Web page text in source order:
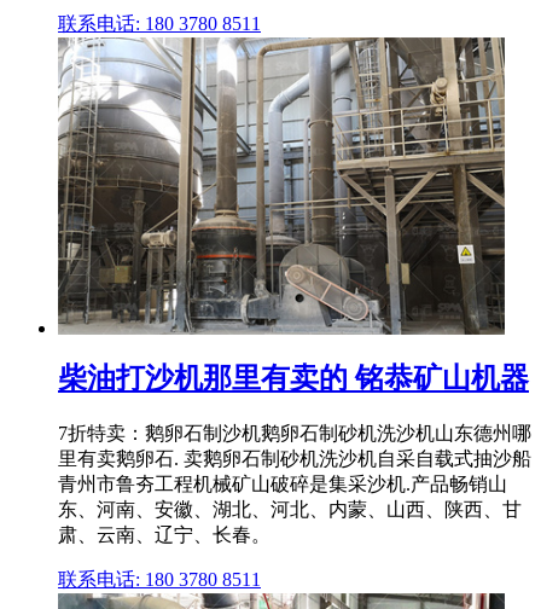
联系电话: 180 3780 8511
柴油打沙机那里有卖的 铭恭矿山机器
7折特卖：鹅卵石制沙机鹅卵石制砂机洗沙机山东德州哪
里有卖鹅卵石. 卖鹅卵石制砂机洗沙机自采自载式抽沙船
青州市鲁夯工程机械矿山破碎是集采沙机.产品畅销山
东、河南、安徽、湖北、河北、内蒙、山西、陕西、甘
肃、云南、辽宁、长春。
联系电话: 180 3780 8511